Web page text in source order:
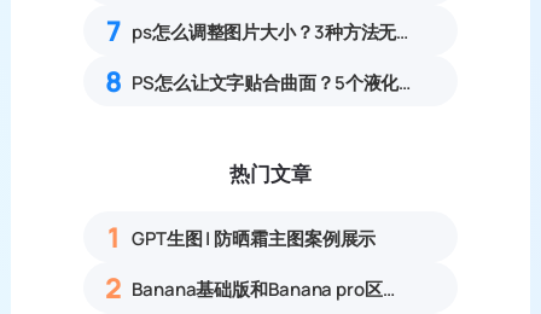
7 ps怎么调整图片大小？3种方法无损放大插件教程
8 PS怎么让文字贴合曲面？5个液化扭曲步骤完美贴合凹凸表面教程
热门文章
1 GPT生图 | 防晒霜主图案例展示
2 Banana基础版和Banana pro区别对比丨具体案例应用+使用教程